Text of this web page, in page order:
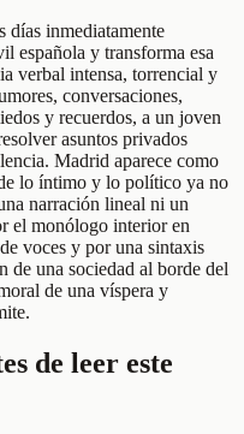
días inmediatamente
española y transforma esa
verbal intensa, torrencial y
conversaciones,
y recuerdos, a un joven
asuntos privados
Madrid aparece como
lo íntimo y lo político ya no
narración lineal ni un
el monólogo interior en
voces y por una sintaxis
de una sociedad al borde del
de una víspera y
de leer este